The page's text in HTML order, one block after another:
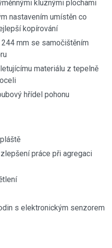
kluznými plochami
nastavením umístěn co
kopírování
mm se samočištěním
materiálu z tepelně
hřídel pohonu
práce při agregaci
s elektronickým senzorem